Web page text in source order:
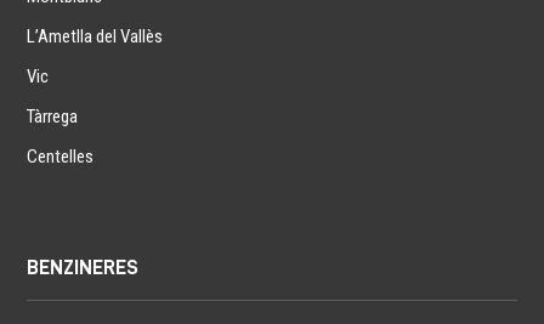
L’Ametlla del Vallès
Vic
Tàrrega
Centelles
BENZINERES